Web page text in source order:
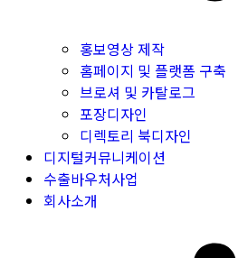
홍보영상 제작
홈페이지 및 플랫폼 구축
브로셔 및 카탈로그
포장디자인
디렉토리 북디자인
디지털커뮤니케이션
수출바우처사업
회사소개